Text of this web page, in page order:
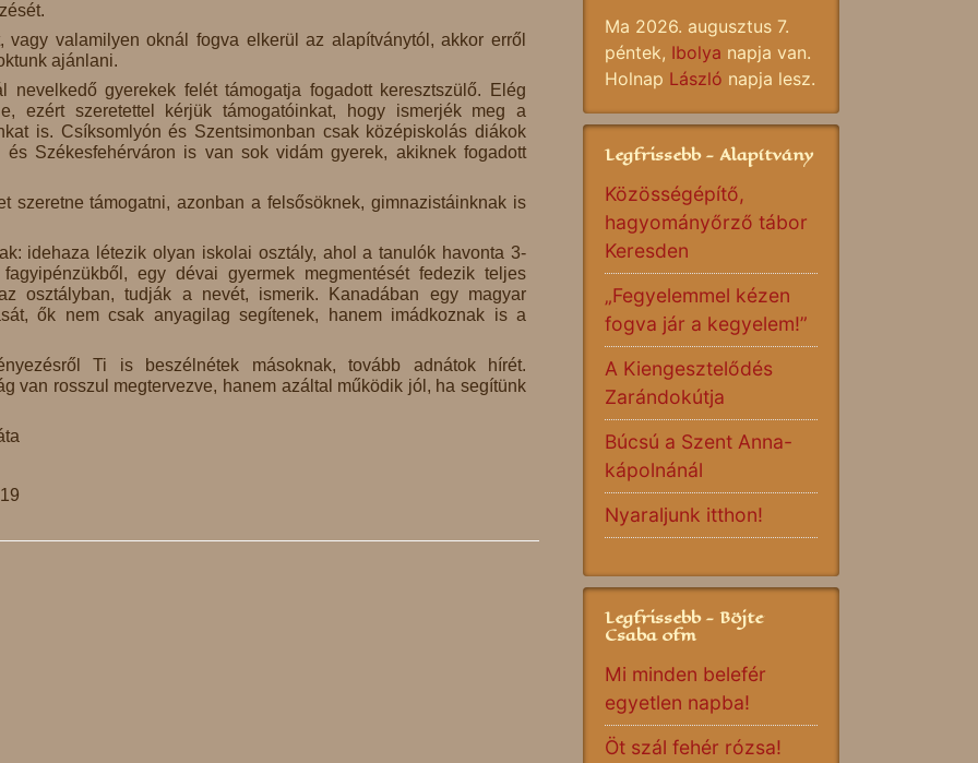
valamilyen oknál fogva elkerül az alapítványtól, akkor erről
ajánlani.
gyerekek felét támogatja fogadott keresztszülő. Elég
ezért szeretettel kérjük támogatóinkat, hogy ismerjék meg a
is. Csíksomlyón és Szentsimonban csak középiskolás diákok
és Székesfehérváron is van sok vidám gyerek, akiknek fogadott
szeretne támogatni, azonban a felsősöknek, gimnazistáinknak is
idehaza létezik olyan iskolai osztály, ahol a tanulók havonta 3-
egy dévai gyermek megmentését fedezik teljes
osztályban, tudják a nevét, ismerik. Kanadában egy magyar
ők nem csak anyagilag segítenek, hanem imádkoznak is a
Ti is beszélnétek másoknak, tovább adnátok hírét.
van rosszul megtervezve, hanem azáltal működik jól, ha segítünk
Ma 2026. augusztus 7.
péntek, Ibolya napja van.
Holnap László napja lesz.
Legfrissebb - Alapítvány
Közösségépítő,
hagyományőrző tábor
Keresden
„Fegyelemmel kézen
fogva jár a kegyelem!”
A Kiengesztelődés
Zarándokútja
Búcsú a Szent Anna-
kápolnánál
Nyaraljunk itthon!
Legfrissebb - Böjte
Csaba ofm
Mi minden belefér
egyetlen napba!
Öt szál fehér rózsa!